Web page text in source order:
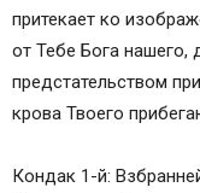
притекает ко
от Тебе Бога нашего,
предстательством
крова Твоего
Кондак 1-й: